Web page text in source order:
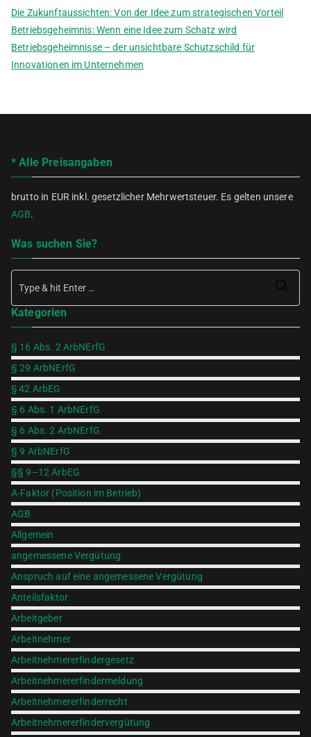
Die Zukunftaussichten: Von der Idee zum strategischen Vorteil
Betriebsgeheimnis: Wenn eine Idee zum Schatz wird
Betriebsgeheimnisse – der unsichtbare Schutzschild für
Innovationen im Unternehmen
* Alle Preisangaben
brutto in EUR inkl. gesetzlicher Mehrwertsteuer. Es gelten unsere
AGB.
Was suchen Sie?
Kategorien
§ 16 Abs. 2 ArbNErfG
§ 29 ArbNErfG
§ 42 ArbEG
§ 6 Abs. 1 ArbNErfG
§ 6 Abs. 2 ArbNErfG
§ 9 ArbNErfG
§§ 9–12 ArbEG
A-Faktor (Position im Betrieb)
AGB
Allgemein
angemessene Vergütung
Anspruch auf eine angemessene Vergütung
Anteilsfaktor
Arbeitgeber
Arbeitnehmer
Arbeitnehmererfindergesetz
Arbeitnehmererfindermeldung
Arbeitnehmererfinderrecht
Arbeitnehmererfindervergütung